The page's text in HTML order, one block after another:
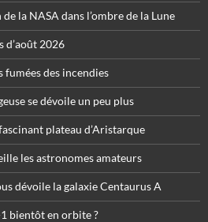
la NASA dans l’ombre de la Lune
d’août 2026
fumées des incendies
se dévoile un peu plus
plateau d’Aristarque
les astronomes amateurs
dévoile la galaxie Centaurus A
bientôt en orbite ?